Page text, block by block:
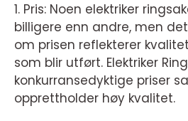
1. Pris: Noen elektriker
billigere enn andre, men
om prisen reflekterer
som blir utført. Elektriker
konkurransedyktige priser
opprettholder høy kvalitet.